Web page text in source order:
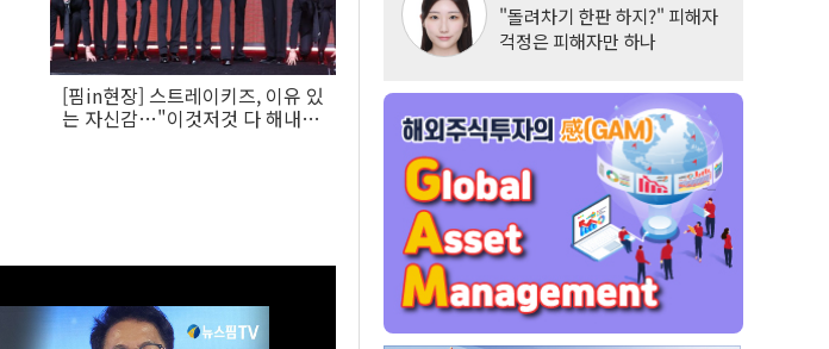
[핌in현장] 스트레이키즈, 이유 있
는 자신감…"이것저것 다 해내는
"돌려차기 한판 하지?" 피해자
걱정은 피해자만 하나